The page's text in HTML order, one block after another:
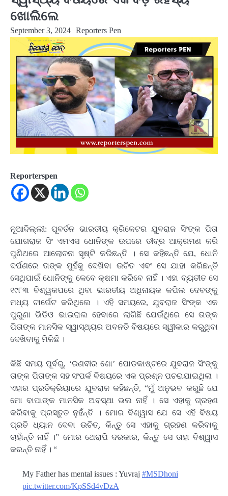
ଖୋଲିଲେ
September 3, 2024 Reporters Pen
Reporterspen
ନୂଆଦିଲ୍ଲୀ: ପୂବର୍ତନ ଭାରତୀୟ କ୍ରିକେଟର ଯୁବରାଜ ସିଂଙ୍କ ପିତା
ଯୋଗରାଜ ସିଂ ଏମଏସ ଧୋନିଙ୍କ ଉପରେ ତୀବ୍ର ଆକ୍ରମଣ କରି
ପୁଣିଥରେ ଆଲୋଚନା ସୃଷ୍ଟି କରିଛନ୍ତି । ସେ କହିଛନ୍ତି ଯେ, ଧୋନି
ଦର୍ପଣରେ ତାଙ୍କ ମୁହଁକୁ ଦେଖିବା ଉଚିତ ଏବଂ ସେ ଯାହା କରିଛନ୍ତି
ସେଥିପାଇଁ ଧୋନିଙ୍କୁ କେବେ କ୍ଷମା କରିବେ ନାହିଁ । ଏହା ବ୍ୟତୀତ ସେ
୧୯୮୩ ବିଶ୍ୱକପରେ ଥିବା ଭାରତୀୟ ଅଧିନାୟକ କପିଲ ଦେବଙ୍କୁ
ମଧ୍ୟ ଟାର୍ଗେଟ କରିଥିଲେ । ଏହି ସମୟରେ, ଯୁବରାଜ ସିଂଙ୍କ ଏକ
ପୁରୁଣା ଭିଡିଓ ଭାଇରାଲ ହେବାରେ ଲାଗିଛି ଯେଉଁଥିରେ ସେ ତାଙ୍କ
ପିତାଙ୍କ ମାନସିକ ସ୍ୱାସ୍ଥ୍ୟର ଅବନତି ବିଷୟରେ ସ୍ୱୀକାର କରୁଥିବା
ଦେଖିବାକୁ ମିଳିଛି ।
କିଛି ସମୟ ପୂର୍ବରୁ, ‘ରଣବୀର ଶୋ’ ପୋଡକାଷ୍ଟରେ ଯୁବରାଜ ସିଂଙ୍କୁ
ତାଙ୍କ ପିତାଙ୍କ ସହ ସଂପର୍କ ବିଷୟରେ ଏକ ପ୍ରଶ୍ନ ପଚରାଯାଇଥିଲା ।
ଏହାର ପ୍ରତିକ୍ରିୟାରେ ଯୁବରାଜ କହିଛନ୍ତି, “ମୁଁ ଅନୁଭବ କରୁଛି ଯେ
ମୋ ବାପାଙ୍କ ମାନସିକ ଅବସ୍ଥା ଭଲ ନାହିଁ । ସେ ଏହାକୁ ଗ୍ରହଣ
କରିବାକୁ ପ୍ରସ୍ତୁତ ନୁହଁନ୍ତି । ମୋର ବିଶ୍ୱାସ ଯେ ସେ ଏହି ବିଷୟ
ପ୍ରତି ଧ୍ୟାନ ଦେବା ଉଚିତ୍‌, କିନ୍ତୁ ସେ ଏହାକୁ ଗ୍ରହଣ କରିବାକୁ
ଚାହାଁନ୍ତି ନାହିଁ ।” ମୋର ଥେରାପି ଦରକାର, କିନ୍ତୁ ସେ ତାହା ବିଶ୍ୱାସ
କରନ୍ତି ନାହିଁ । “
My Father has mental issues : Yuvraj #MSDhoni
pic.twitter.com/KpSSd4vDzA